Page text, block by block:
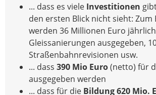
... dass es viele Investitionen
den ersten Blick nicht sieht: Zum
werden 36 Millionen Euro
Gleissanierungen ausgegeben,
Straßenbahnrevisionen usw.
... dass 390 Mio Euro(netto) für
ausgegeben werden
... dass für die Bildung620 Mio.